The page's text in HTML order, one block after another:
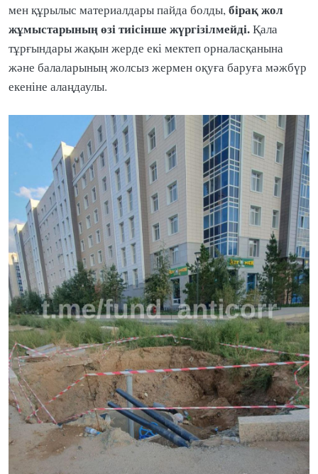
мен құрылыс материалдары пайда болды,бірақ жол
жұмыстарының өзі тиісінше жүргізілмейді.Қала
тұрғындары жақын жерде екі мектеп орналасқанына
және балаларының жолсыз жермен оқуға баруға мәжбүр
екеніне алаңдаулы.